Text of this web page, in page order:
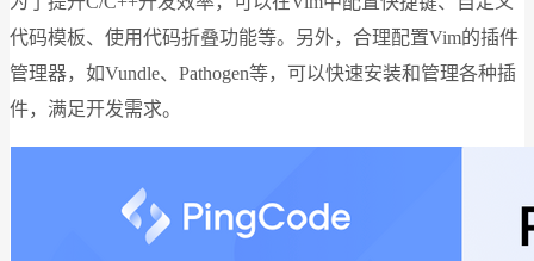
代码模板、使用代码折叠功能等。另外，合理配置Vim的插件
管理器，如Vundle、Pathogen等，可以快速安装和管理各种插
件，满足开发需求。